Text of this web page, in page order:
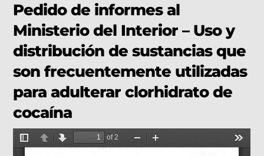
Pedido de informes al
Ministerio del Interior – Uso y
distribución de sustancias que
son frecuentemente utilizadas
para adulterar clorhidrato de
cocaína